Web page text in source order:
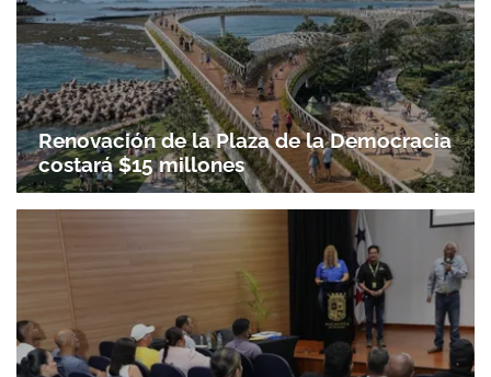
Renovación de la Plaza de la Democracia
costará $15 millones